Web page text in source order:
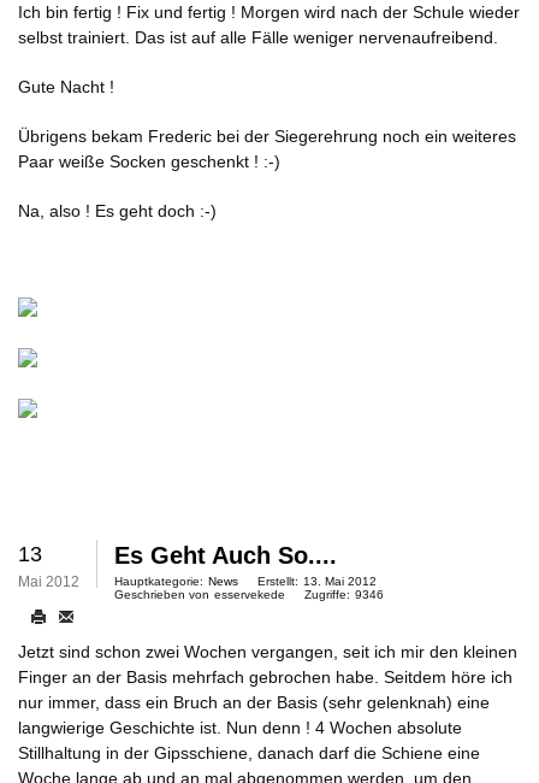
Ich bin fertig ! Fix und fertig ! Morgen wird nach der Schule wieder
selbst trainiert. Das ist auf alle Fälle weniger nervenaufreibend.
Gute Nacht !
Übrigens bekam Frederic bei der Siegerehrung noch ein weiteres
Paar weiße Socken geschenkt ! :-)
Na, also ! Es geht doch :-)
13
Mai 2012
Es Geht Auch So....
Hauptkategorie: News Erstellt: 13. Mai 2012
Geschrieben von esservekede Zugriffe: 9346
Jetzt sind schon zwei Wochen vergangen, seit ich mir den kleinen
Finger an der Basis mehrfach gebrochen habe. Seitdem höre ich
nur immer, dass ein Bruch an der Basis (sehr gelenknah) eine
langwierige Geschichte ist. Nun denn ! 4 Wochen absolute
Stillhaltung in der Gipsschiene, danach darf die Schiene eine
Woche lange ab und an mal abgenommen werden, um den